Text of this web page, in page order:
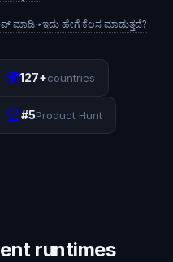
ಮಾಡಿ·▸ಇದು ಹೇಗೆ ಕೆಲಸ ಮಾಡುತ್ತದೆ?
🌍127+countries
🏆#5Product Hunt
runtimes